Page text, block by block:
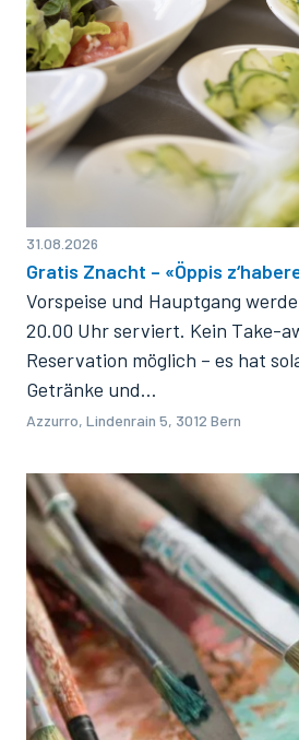
31.08.2026
Gratis Znacht – «Öppis
Vorspeise und Hauptgang
20.00 Uhr serviert. Kein Take-
Reservation möglich – es hat
Getränke und…
Azzurro, Lindenrain 5, 3012 Bern